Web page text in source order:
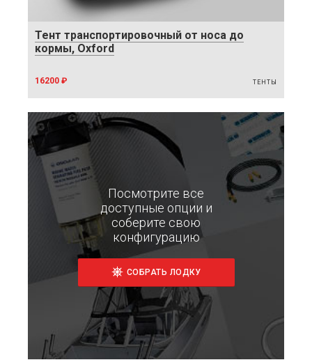
Тент транспортировочный от носа до
кормы, Oxford
16200 ₽ ТЕНТЫ
Посмотрите все
доступные опции и
соберите свою
конфигурацию
СОБРАТЬ ЛОДКУ